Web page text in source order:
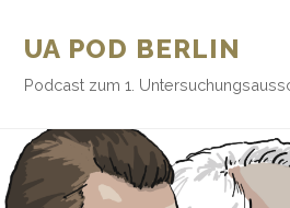
UA POD BERLIN
Podcast zum 1.